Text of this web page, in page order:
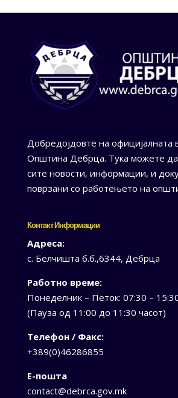
Добредојдовте на официјалната
Општина Дебрца. Тука можете да
сите новости, информации, и
поврзани со работењето на
Контакт Информации
Адреса:
с. Белчишта б.б.,6344, Дебрца
Работно време:
Понеделник – Петок: 07:30 –
(Пауза од 11:00 до 11:30 часот)
Телефон / Факс:
+389(0)46286855
Е-пошта
contact@debrca.gov.mk